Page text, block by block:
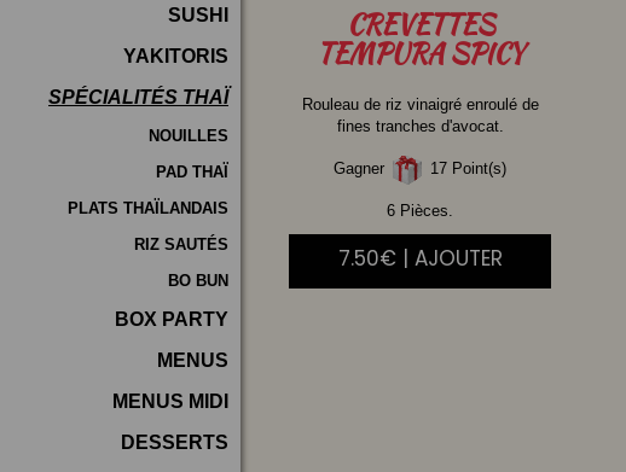
SUSHI
YAKITORIS
SPÉCIALITÉS THAÏ
NOUILLES
PAD THAÏ
PLATS THAÏLANDAIS
RIZ SAUTÉS
BO BUN
BOX PARTY
MENUS
MENUS MIDI
DESSERTS
CREVETTES
TEMPURA SPICY
Rouleau de riz vinaigré enroulé de
fines tranches d'avocat.
Gagner 17 Point(s)
6 Pièces.
7.50€ | AJOUTER